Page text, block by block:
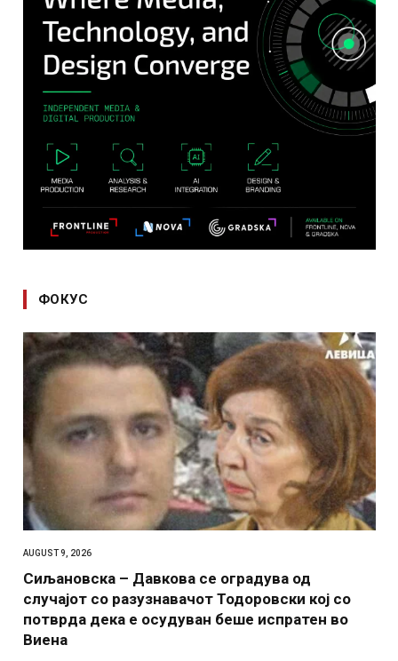
ФОКУС
AUGUST 9, 2026
Сиљановска – Давкова се оградува од
случајот со разузнавачот Тодоровски кој со
потврда дека е осудуван беше испратен во
Виена